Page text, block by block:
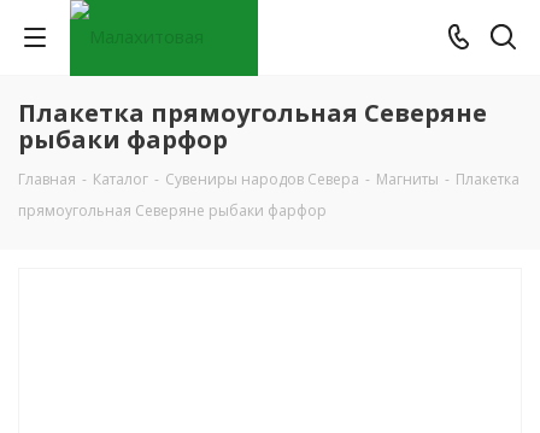
Плакетка прямоугольная Северяне
рыбаки фарфор
Главная - Каталог - Сувениры народов Севера - Магниты - Плакетка
прямоугольная Северяне рыбаки фарфор